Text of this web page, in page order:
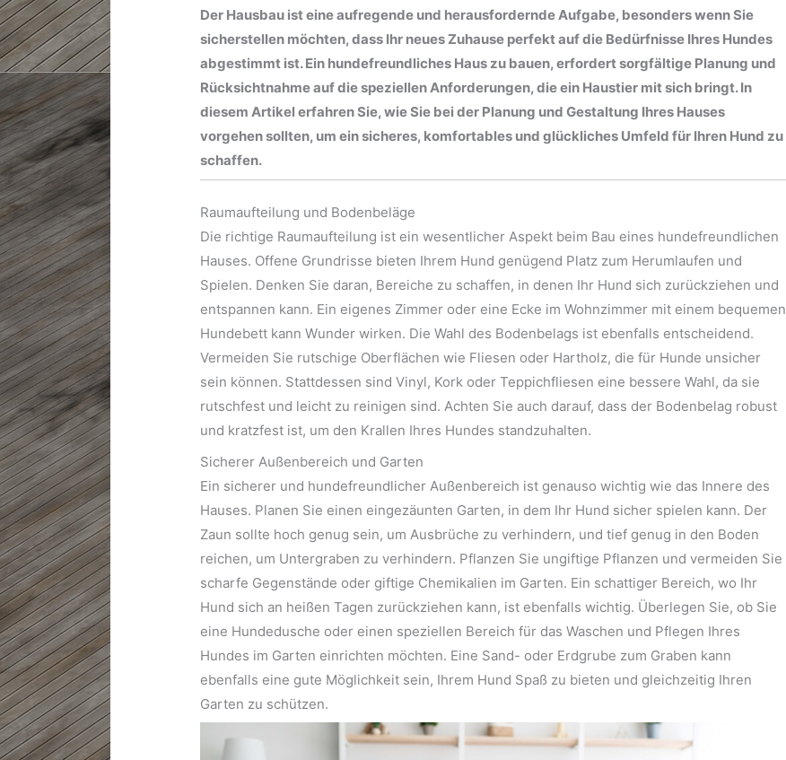
Der Hausbau ist eine aufregende und herausfordernde Aufgabe, besonders wenn Sie
sicherstellen möchten, dass Ihr neues Zuhause perfekt auf die Bedürfnisse Ihres Hundes
abgestimmt ist. Ein hundefreundliches Haus zu bauen, erfordert sorgfältige Planung und
Rücksichtnahme auf die speziellen Anforderungen, die ein Haustier mit sich bringt. In
diesem Artikel erfahren Sie, wie Sie bei der Planung und Gestaltung Ihres Hauses
vorgehen sollten, um ein sicheres, komfortables und glückliches Umfeld für Ihren Hund zu
schaffen.
Raumaufteilung und Bodenbeläge
Die richtige Raumaufteilung ist ein wesentlicher Aspekt beim Bau eines hundefreundlichen
Hauses. Offene Grundrisse bieten Ihrem Hund genügend Platz zum Herumlaufen und
Spielen. Denken Sie daran, Bereiche zu schaffen, in denen Ihr Hund sich zurückziehen und
entspannen kann. Ein eigenes Zimmer oder eine Ecke im Wohnzimmer mit einem bequemen
Hundebett kann Wunder wirken. Die Wahl des Bodenbelags ist ebenfalls entscheidend.
Vermeiden Sie rutschige Oberflächen wie Fliesen oder Hartholz, die für Hunde unsicher
sein können. Stattdessen sind Vinyl, Kork oder Teppichfliesen eine bessere Wahl, da sie
rutschfest und leicht zu reinigen sind. Achten Sie auch darauf, dass der Bodenbelag robust
und kratzfest ist, um den Krallen Ihres Hundes standzuhalten.
Sicherer Außenbereich und Garten
Ein sicherer und hundefreundlicher Außenbereich ist genauso wichtig wie das Innere des
Hauses. Planen Sie einen eingezäunten Garten, in dem Ihr Hund sicher spielen kann. Der
Zaun sollte hoch genug sein, um Ausbrüche zu verhindern, und tief genug in den Boden
reichen, um Untergraben zu verhindern. Pflanzen Sie ungiftige Pflanzen und vermeiden Sie
scharfe Gegenstände oder giftige Chemikalien im Garten. Ein schattiger Bereich, wo Ihr
Hund sich an heißen Tagen zurückziehen kann, ist ebenfalls wichtig. Überlegen Sie, ob Sie
eine Hundedusche oder einen speziellen Bereich für das Waschen und Pflegen Ihres
Hundes im Garten einrichten möchten. Eine Sand- oder Erdgrube zum Graben kann
ebenfalls eine gute Möglichkeit sein, Ihrem Hund Spaß zu bieten und gleichzeitig Ihren
Garten zu schützen.